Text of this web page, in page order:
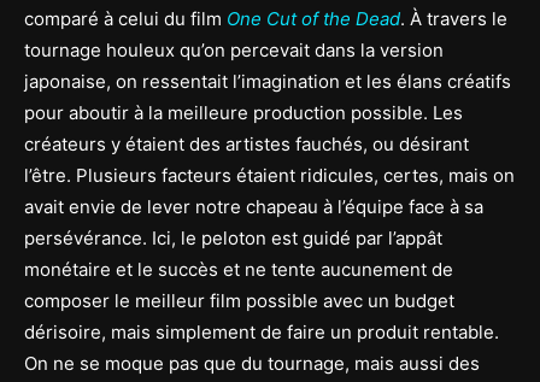
comparé à celui du film One Cut of the Dead. À travers le
tournage houleux qu’on percevait dans la version
japonaise, on ressentait l’imagination et les élans créatifs
pour aboutir à la meilleure production possible. Les
créateurs y étaient des artistes fauchés, ou désirant
l’être. Plusieurs facteurs étaient ridicules, certes, mais on
avait envie de lever notre chapeau à l’équipe face à sa
persévérance. Ici, le peloton est guidé par l’appât
monétaire et le succès et ne tente aucunement de
composer le meilleur film possible avec un budget
dérisoire, mais simplement de faire un produit rentable.
On ne se moque pas que du tournage, mais aussi des